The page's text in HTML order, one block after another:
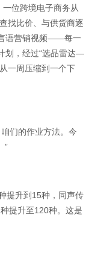
位跨境电子商务从
找比价、与供货商逐
语营销视频——每一
划，经过“选品雷达—
一周压缩到一个下
们的作业方法。今
”
升到15种，同声传
提升至120种。这是